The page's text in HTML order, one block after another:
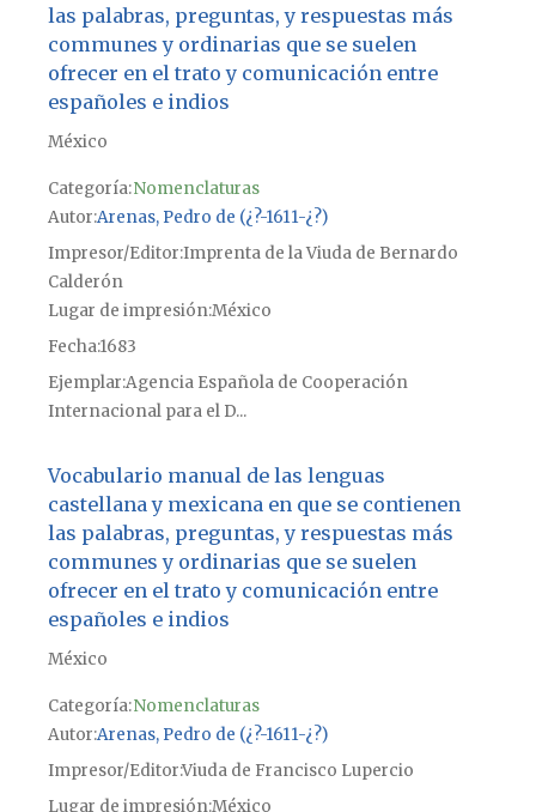
las palabras, preguntas, y respuestas más
communes y ordinarias que se suelen
ofrecer en el trato y comunicación entre
españoles e indios
México
Categoría:Nomenclaturas
Autor Arenas, Pedro de (¿?-1611-¿?)
Impresor/Editor Imprenta de la Viuda de Bernardo
Calderón
Lugar de impresiónMéxico
Fecha1683
Ejemplar Agencia Española de Cooperación
Internacional para el D...
Vocabulario manual de las lenguas
castellana y mexicana en que se contienen
las palabras, preguntas, y respuestas más
communes y ordinarias que se suelen
ofrecer en el trato y comunicación entre
españoles e indios
México
Categoría:Nomenclaturas
Autor Arenas, Pedro de (¿?-1611-¿?)
Impresor/EditorViuda de Francisco Lupercio
Lugar de impresiónMéxico